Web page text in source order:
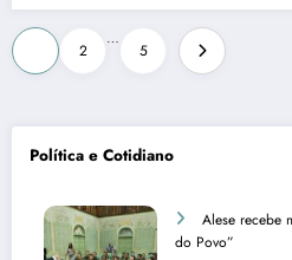
Paginação
de
posts
2
…
5
Política e Cotidiano
Alese recebe
do Povo”